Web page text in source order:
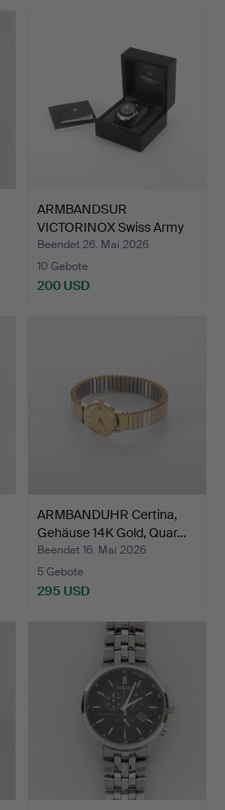
ARMBANDSUR
VICTORINOX Swiss Army
Night Vis…
Beendet 26. Mai 2026
10 Gebote
200 USD
ARMBANDUHR Certina,
Gehäuse 14K Gold, Quar…
Beendet 16. Mai 2026
5 Gebote
295 USD